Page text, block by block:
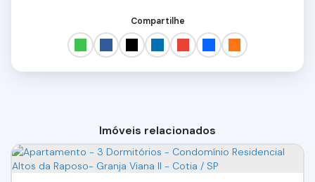
Compartilhe
Imóveis relacionados